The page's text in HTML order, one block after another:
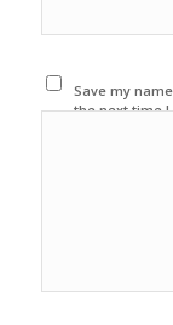
Save my
the next time